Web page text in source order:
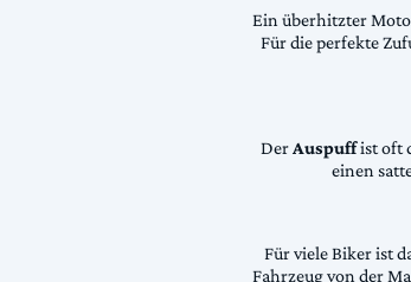
Ein überhitzter
Für die perfekte
DerAuspuffist oft
einen
Für viele Biker ist
Fahrzeug von der